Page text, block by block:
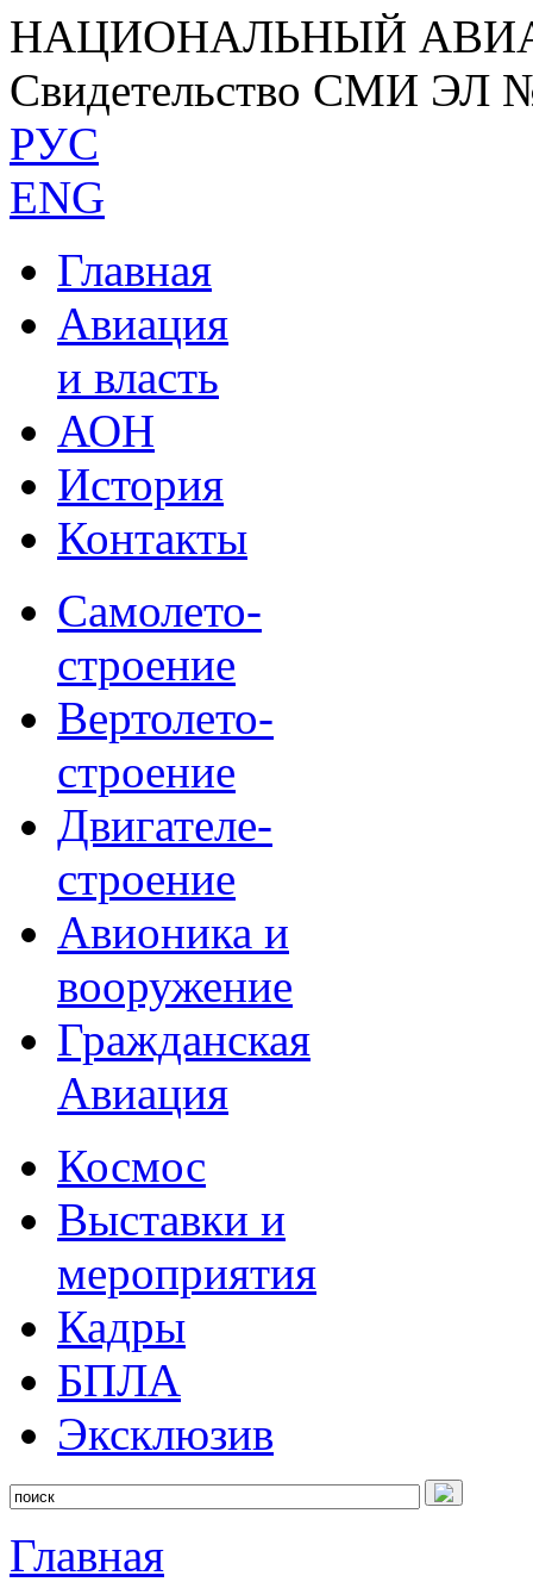
НАЦИОНАЛЬНЫЙ
Свидетельство СМИ ЭЛ
РУС
ENG
Главная
Авиация
и власть
АОН
История
Контакты
Самолето-
строение
Вертолето-
строение
Двигателе-
строение
Авионика и
вооружение
Гражданская
Авиация
Космос
Выставки и
мероприятия
Кадры
БПЛА
Эксклюзив
Главная